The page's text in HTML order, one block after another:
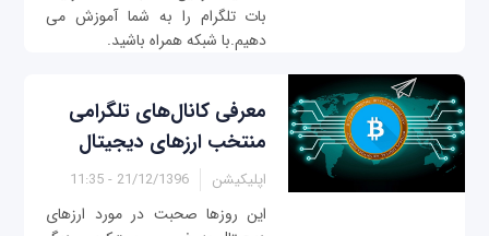
بات تلگرام را به شما آموزش می
دهیم.با شبکه همراه باشید.
معرفی کانال‌‌های تلگرامی
منتخب ارزهای دیجیتال
اپلیکیشن 21/12/1396 - 11:35
این روزها صحبت در مورد ارزهای